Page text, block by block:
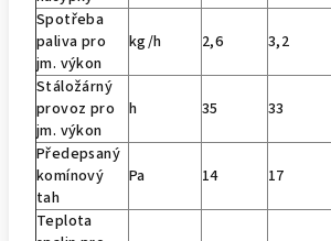
Spotřeba
paliva pro
jm. výkon
kg/h 2,6 3,2
Stáložárný
provoz pro
jm. výkon
h 35 33
Předepsaný
komínový
tah
Pa 14 17
Teplota